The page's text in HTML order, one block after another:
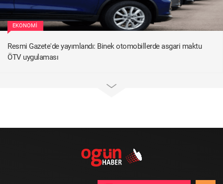
EKONOMI
Resmi Gazete'de yayımlandı: Binek otomobillerde asgari maktu
ÖTV uygulaması